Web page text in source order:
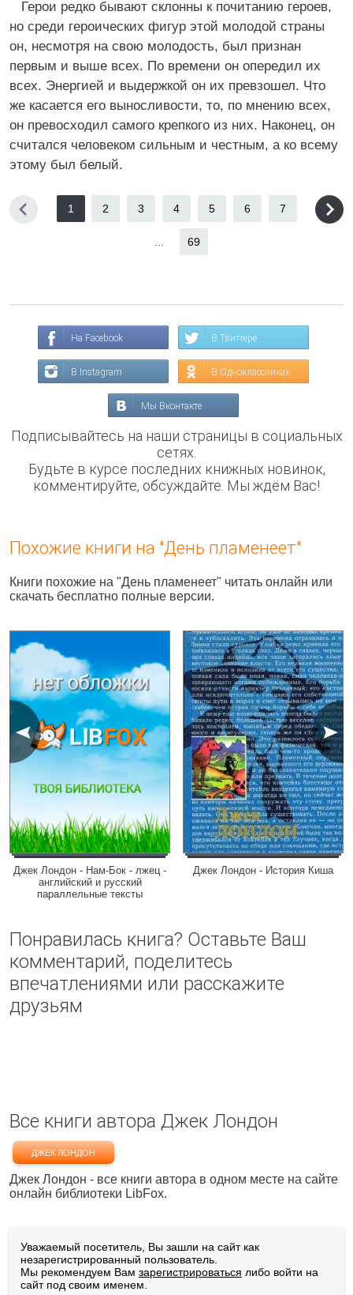
Герои редко бывают склонны к почитанию героев,
но среди героических фигур этой молодой страны
он, несмотря на свою молодость, был признан
первым и выше всех. По времени он опередил их
всех. Энергией и выдержкой он их превзошел. Что
же касается его выносливости, то, по мнению всех,
он превосходил самого крепкого из них. Наконец, он
считался человеком сильным и честным, а ко всему
этому был белый.
1 2 3 4 5 6 7
69
На Facebook В Твиттере
В Instagram В Одноклассниках
Мы Вконтакте
Подписывайтесь на наши страницы в социальных
сетях.
Будьте в курсе последних книжных новинок,
комментируйте, обсуждайте. Мы ждём Вас!
Похожие книги на "День пламенеет"
Книги похожие на "День пламенеет" читать онлайн или
скачать бесплатно полные версии.
Джек Лондон - Нам-Бок - лжец -
английский и русский
параллельные тексты
Джек Лондон - История Киша
Понравилась книга? Оставьте Ваш
комментарий, поделитесь
впечатлениями или расскажите
друзьям
Все книги автора Джек Лондон
ДЖЕК ЛОНДОН
Джек Лондон - все книги автора в одном месте на сайте
онлайн библиотеки LibFox.
Уважаемый посетитель, Вы зашли на сайт как
незарегистрированный пользователь.
Мы рекомендуем Вам зарегистрироваться либо войти на
сайт под своим именем.